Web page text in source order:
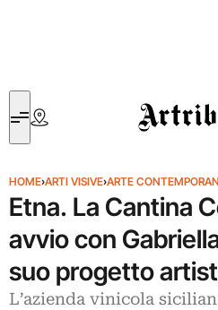
Artribune
HOME›ARTI VISIVE›ARTE
Etna. La Cantina
avvio con
suo progetto
L’azienda vinicola